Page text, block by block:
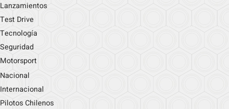
Lanzamientos
Test Drive
Tecnología
Seguridad
Motorsport
Nacional
Internacional
Pilotos Chilenos